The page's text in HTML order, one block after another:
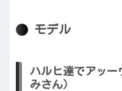
モデル
ハルヒ達でアッー
みさん）